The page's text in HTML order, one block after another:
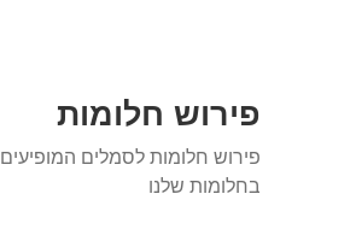
פירוש חלומות
פירוש חלומות לסמלים המופיעים
בחלומות שלנו